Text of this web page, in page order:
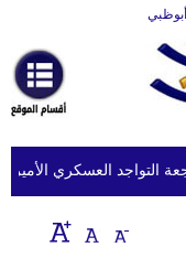
أخبارعاجلة
رياضة
ثقافة
إقتصاد
التواجد العسكري الأميركي